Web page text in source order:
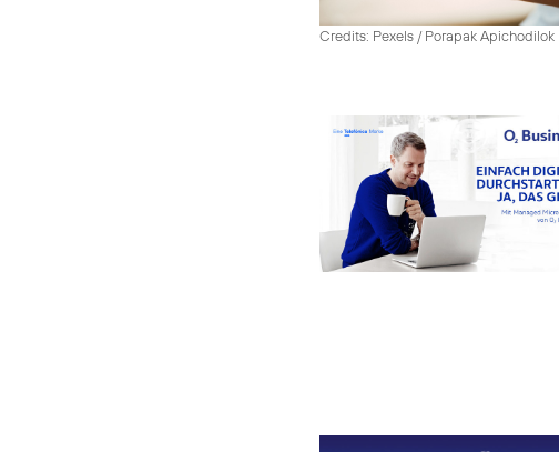
Credits: Pexels / Porapak Apichodilok